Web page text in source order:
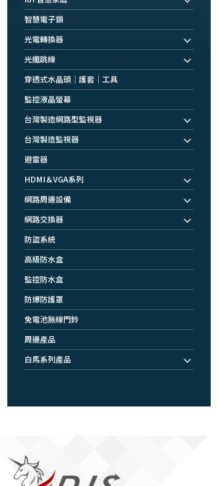
智慧電子鎖
光電轉換器
光纖跳線
穿透式水晶頭｜護套｜工具
監控液晶螢幕
台灣製造網路型監視器
台灣製造監視器
避雷器
HDMI＆VGA系列
網路周邊設備
網路交換器
防盜系統
高級防水盒
監控防水盒
防爆防護罩
免電池無線門鈴
周邊產品
白馬系列產品